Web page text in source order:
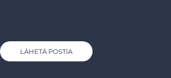
LÄHETÄ POSTIA